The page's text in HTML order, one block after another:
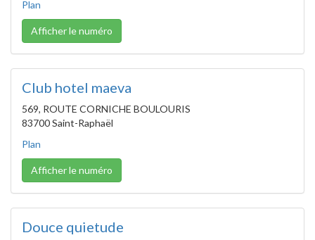
Plan
Afficher le numéro
Club hotel maeva
569, ROUTE CORNICHE BOULOURIS
83700 Saint-Raphaël
Plan
Afficher le numéro
Douce quietude